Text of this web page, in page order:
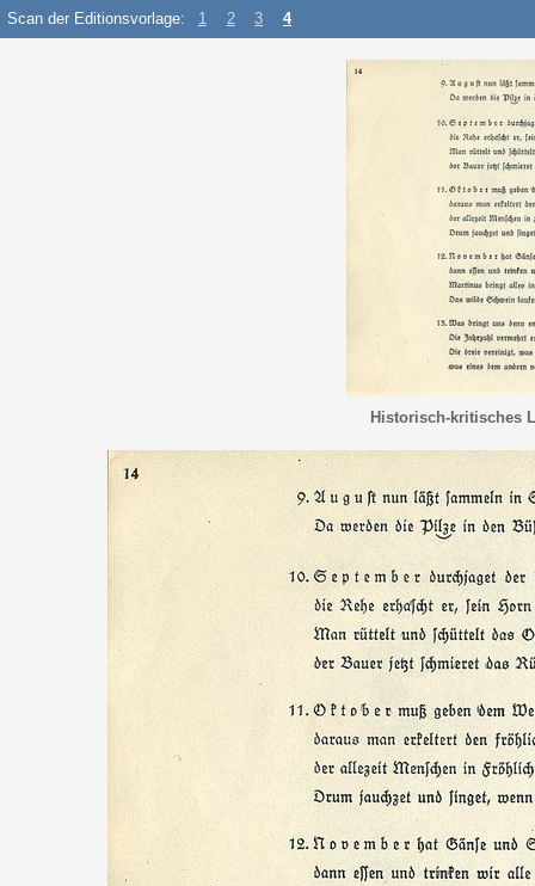
Scan der Editionsvorlage: 1 2 3 4
Historisch-kritisches